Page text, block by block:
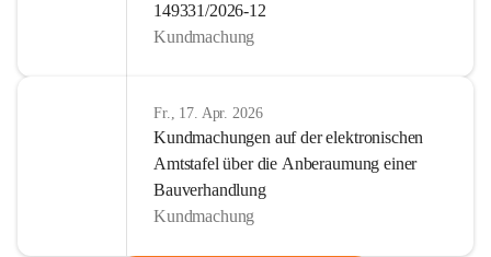
149331/2026-12
Kundmachung
Fr., 17. Apr. 2026
Kundmachungen auf der elektronischen
Amtstafel über die Anberaumung einer
Bauverhandlung
Kundmachung